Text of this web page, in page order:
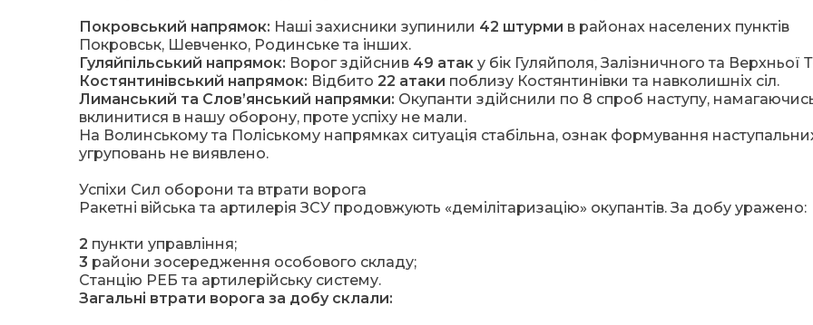
Покровський напрямок: Наші захисники зупинили 42 штурми в районах населених пунктів
Покровськ, Шевченко, Родинське та інших.
Гуляйпільський напрямок: Ворог здійснив 49 атак у бік Гуляйполя, Залізничного та Верхньої
Костянтинівський напрямок: Відбито 22 атаки поблизу Костянтинівки та навколишніх сіл.
Лиманський та Слов’янський напрямки: Окупанти здійснили по 8 спроб наступу,
вклинитися в нашу оборону, проте успіху не мали.
На Волинському та Поліському напрямках ситуація стабільна, ознак формування
угруповань не виявлено.
Успіхи Сил оборони та втрати ворога
Ракетні війська та артилерія ЗСУ продовжують «демілітаризацію» окупантів. За добу уражено:
2 пункти управління;
3 райони зосередження особового складу;
Станцію РЕБ та артилерійську систему.
Загальні втрати ворога за добу склали: